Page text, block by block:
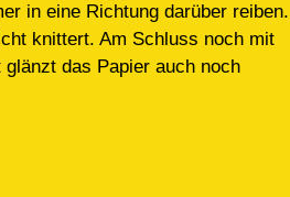
in eine Richtung darüber reiben.
knittert. Am Schluss noch mit
das Papier auch noch